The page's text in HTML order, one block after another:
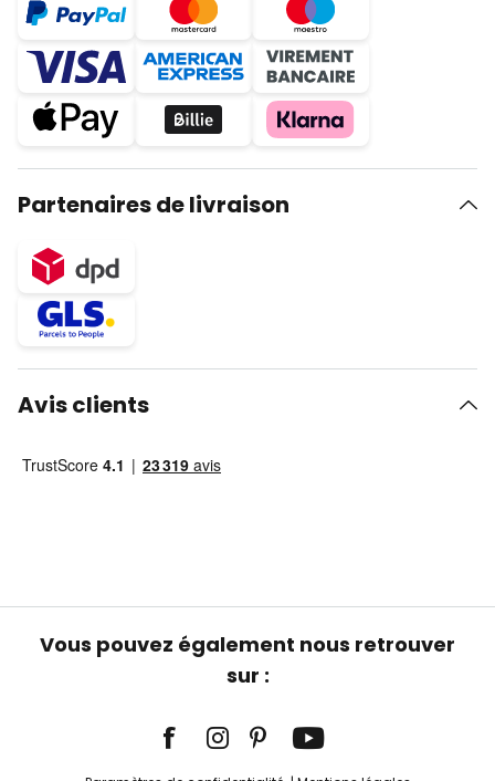
Partenaires de livraison
Avis clients
Vous pouvez également nous retrouver
sur :